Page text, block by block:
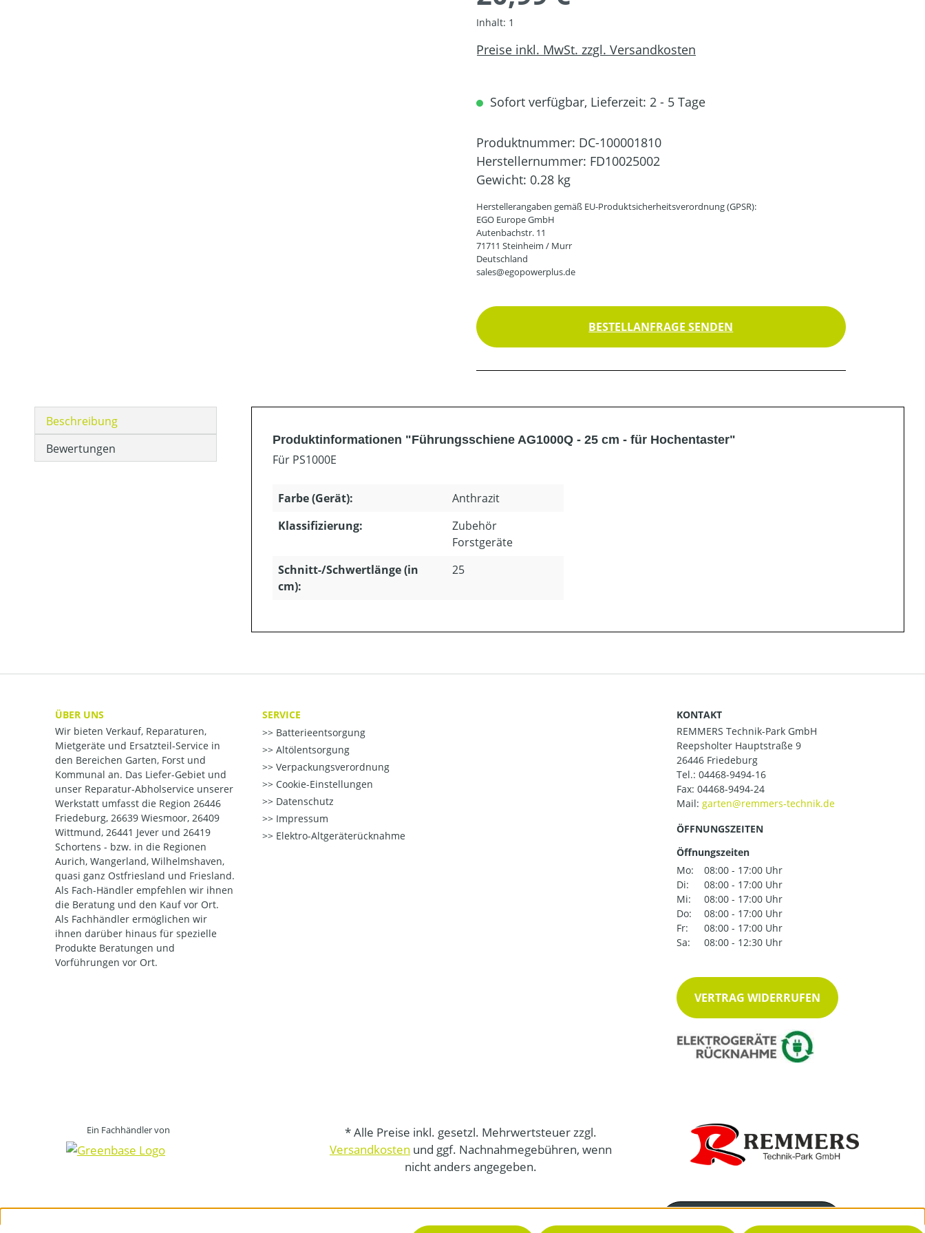
Inhalt: 1
Preise inkl. MwSt. zzgl. Versandkosten
Sofort verfügbar, Lieferzeit: 2 - 5 Tage
Produktnummer: DC-100001810
Herstellernummer: FD10025002
Gewicht: 0.28 kg
Herstellerangaben gemäß EU-Produktsicherheitsverordnung (GPSR):
EGO Europe GmbH
Autenbachstr. 11
71711 Steinheim / Murr
Deutschland
sales@egopowerplus.de
BESTELLANFRAGE SENDEN
Beschreibung
Bewertungen
Produktinformationen "Führungsschiene AG1000Q - 25 cm - für Hochentaster"
Für PS1000E
Farbe (Gerät):
Anthrazit
Klassifizierung:
Zubehör
Forstgeräte
Schnitt-/Schwertlänge (in
cm):
25
ÜBER UNS
Wir bieten Verkauf, Reparaturen,
Mietgeräte und Ersatzteil-Service in
den Bereichen Garten, Forst und
Kommunal an. Das Liefer-Gebiet und
unser Reparatur-Abholservice unserer
Werkstatt umfasst die Region 26446
Friedeburg, 26639 Wiesmoor, 26409
Wittmund, 26441 Jever und 26419
Schortens - bzw. in die Regionen
Aurich, Wangerland, Wilhelmshaven,
quasi ganz Ostfriesland und Friesland.
Als Fach-Händler empfehlen wir ihnen
die Beratung und den Kauf vor Ort.
Als Fachhändler ermöglichen wir
ihnen darüber hinaus für spezielle
Produkte Beratungen und
Vorführungen vor Ort.
SERVICE
Batterieentsorgung
Altölentsorgung
Verpackungsverordnung
Cookie-Einstellungen
Datenschutz
Impressum
Elektro-Altgeräterücknahme
KONTAKT
REMMERS Technik-Park GmbH
Reepsholter Hauptstraße 9
26446 Friedeburg
Tel.: 04468-9494-16
Fax: 04468-9494-24
Mail:
ÖFFNUNGSZEITEN
Öffnungszeiten
Mo:
08:00 - 17:00 Uhr
Di:
08:00 - 17:00 Uhr
Mi:
08:00 - 17:00 Uhr
Do:
08:00 - 17:00 Uhr
Fr:
08:00 - 17:00 Uhr
Sa:
08:00 - 12:30 Uhr
VERTRAG WIDERRUFEN
Ein Fachhändler von
* Alle Preise inkl. gesetzl. Mehrwertsteuer zzgl.
Versandkosten und ggf. Nachnahmegebühren, wenn
nicht anders angegeben.